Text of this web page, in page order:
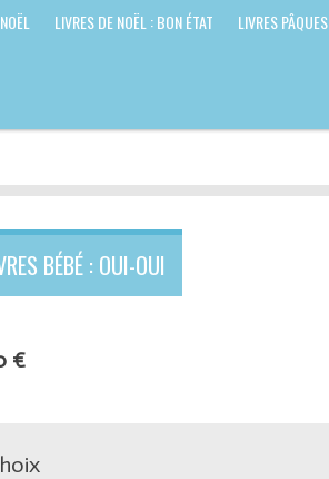
LIVRES DE NOËL : BON ÉTAT LIVRES PÂQUES
BÉBÉ : OUI-OUI
€